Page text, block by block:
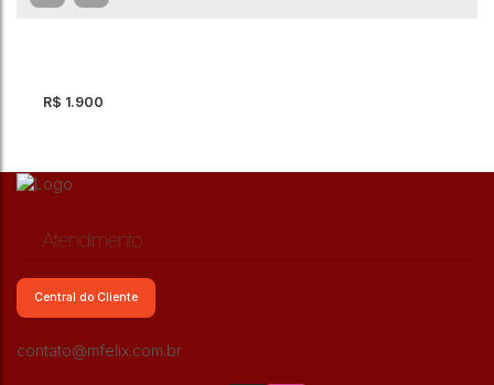
Apartamento com 2 quartos para Locação, Vila
Isa - São Paulo
R$ 1.900
Atendimento
Central do Cliente
contato@mfelix.com.br